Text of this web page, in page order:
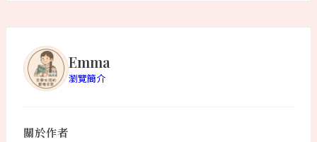
Emma
瀏覽簡介
關於作者